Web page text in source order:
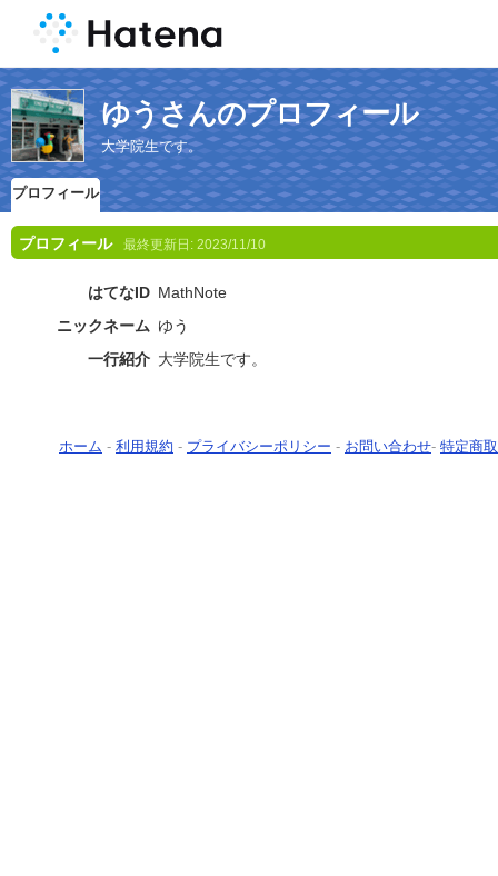
ゆうさんのプロフィール
大学院生です。
プロフィール
プロフィール 最終更新日: 2023/11/10
はてなID MathNote
ニックネーム ゆう
一行紹介 大学院生です。
ホーム - 利用規約 - プライバシーポリシー - お問い合わせ- 特定商